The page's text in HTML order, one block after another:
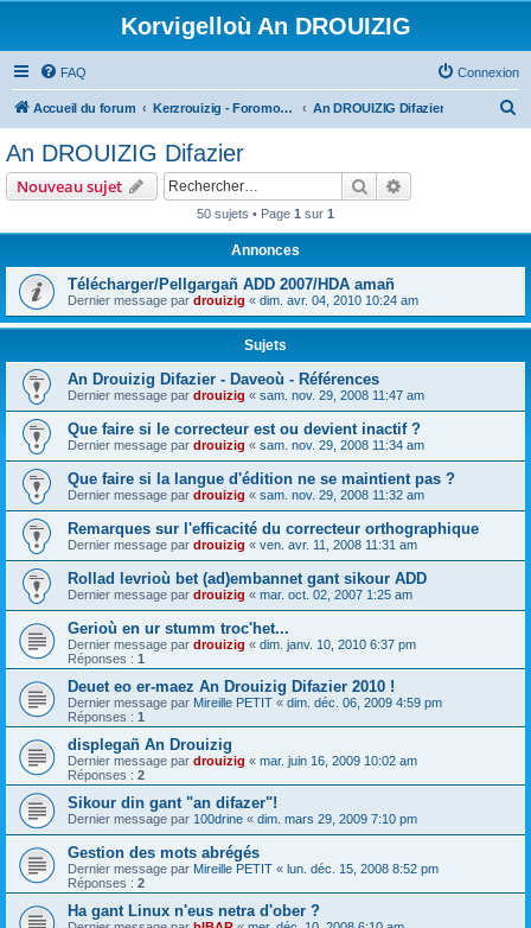
Korvigelloù An DROUIZIG
FAQ Connexion
Accueil du forum Kerzrouizig - Foromoù An Drouizig An DROUIZIG Difazier
e
r
An DROUIZIG Difazier
Nouveau sujet Rechercher
50 sujets • Page 1 sur 1
Annonces
Télécharger/Pellgargañ ADD 2007/HDA amañ
Dernier message par drouizig « dim. avr. 04, 2010 10:24 am
Sujets
An Drouizig Difazier - Daveoù - Références
Dernier message par drouizig « sam. nov. 29, 2008 11:47 am
Que faire si le correcteur est ou devient inactif ?
Dernier message par drouizig « sam. nov. 29, 2008 11:34 am
Que faire si la langue d'édition ne se maintient pas ?
Dernier message par drouizig « sam. nov. 29, 2008 11:32 am
Remarques sur l'efficacité du correcteur orthographique
Dernier message par drouizig « ven. avr. 11, 2008 11:31 am
Rollad levrioù bet (ad)embannet gant sikour ADD
Dernier message par drouizig « mar. oct. 02, 2007 1:25 am
Gerioù en ur stumm troc'het...
Dernier message par drouizig « dim. janv. 10, 2010 6:37 pm
Réponses : 1
Deuet eo er-maez An Drouizig Difazier 2010 !
Dernier message par Mireille PETIT « dim. déc. 06, 2009 4:59 pm
Réponses : 1
displegañ An Drouizig
Dernier message par drouizig « mar. juin 16, 2009 10:02 am
Réponses : 2
Sikour din gant "an difazer"!
Dernier message par 100drine « dim. mars 29, 2009 7:10 pm
Gestion des mots abrégés
Dernier message par Mireille PETIT « lun. déc. 15, 2008 8:52 pm
Réponses : 2
Ha gant Linux n'eus netra d'ober ?